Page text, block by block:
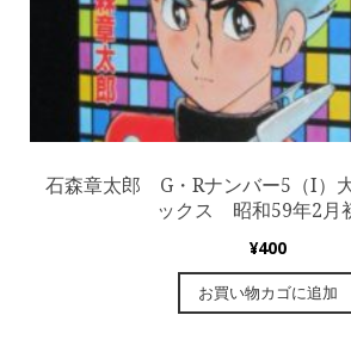
石森章太郎 G・Rナンバー5（I）
ックス 昭和59年2月
¥400
お買い物カゴに追加